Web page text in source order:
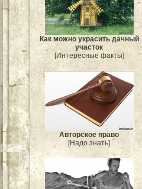
Как можно украсить дачный
участок
[Интересные факты]
Авторское право
[Надо знать]